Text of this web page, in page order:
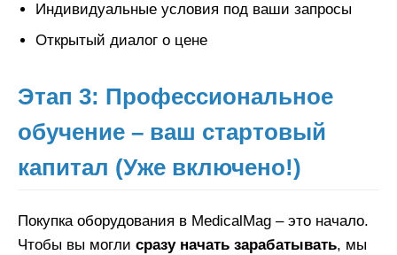
Индивидуальные условия под ваши запросы
Открытый диалог о цене
Этап 3: Профессиональное
обучение – ваш стартовый
капитал (Уже включено!)
Покупка оборудования в MedicalMag – это начало.
Чтобы вы могли сразу начать зарабатывать, мы